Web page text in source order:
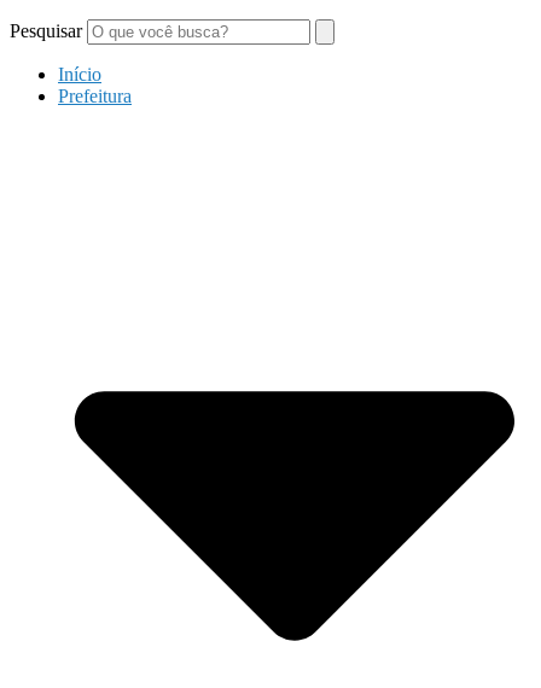
Pesquisar
Início
Prefeitura